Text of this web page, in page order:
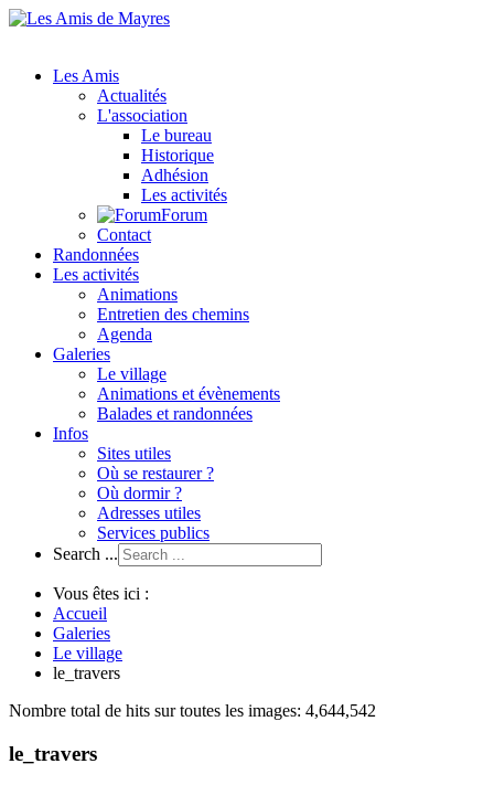
Les Amis
Actualités
L'association
Le bureau
Historique
Adhésion
Les activités
Forum
Contact
Randonnées
Les activités
Animations
Entretien des chemins
Agenda
Galeries
Le village
Animations et évènements
Balades et randonnées
Infos
Sites utiles
Où se restaurer ?
Où dormir ?
Adresses utiles
Services publics
Search ...
Vous êtes ici :
Accueil
Galeries
Le village
le_travers
Nombre total de hits sur toutes les images: 4,644,542
le_travers